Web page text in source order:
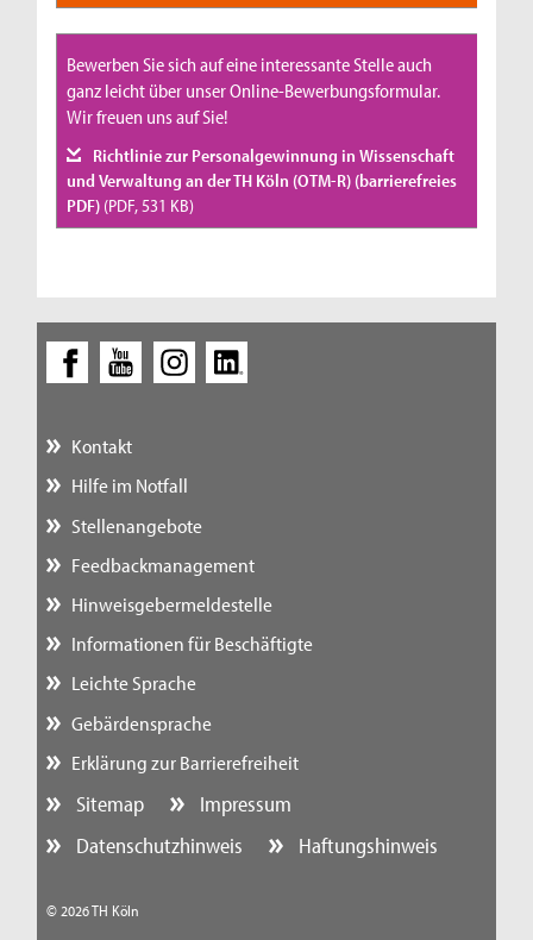
Bewerben Sie sich auf eine interessante Stelle auch
ganz leicht über unser Online-Bewerbungsformular.
Wir freuen uns auf Sie!
Richtlinie zur Personalgewinnung in Wissenschaft
und Verwaltung an der TH Köln (OTM-R) (barrierefreies
PDF) (PDF, 531 KB)
Kontakt
Hilfe im Notfall
Stellenangebote
Feedbackmanagement
Hinweisgebermeldestelle
Informationen für Beschäftigte
Leichte Sprache
Gebärdensprache
Erklärung zur Barrierefreiheit
Sitemap
Impressum
Datenschutzhinweis
Haftungshinweis
© 2026 TH Köln